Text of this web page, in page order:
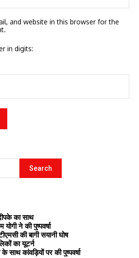
and website in this browser for the
in digits:
Search
का साथ
ने की पुष्पवर्षा
की बागी सयानी घोष
का यूटर्न
साथ कांवड़ियों पर की पुष्पवर्षा